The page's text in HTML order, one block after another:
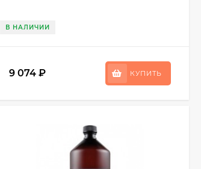
В НАЛИЧИИ
9 074 ₽ КУПИТЬ